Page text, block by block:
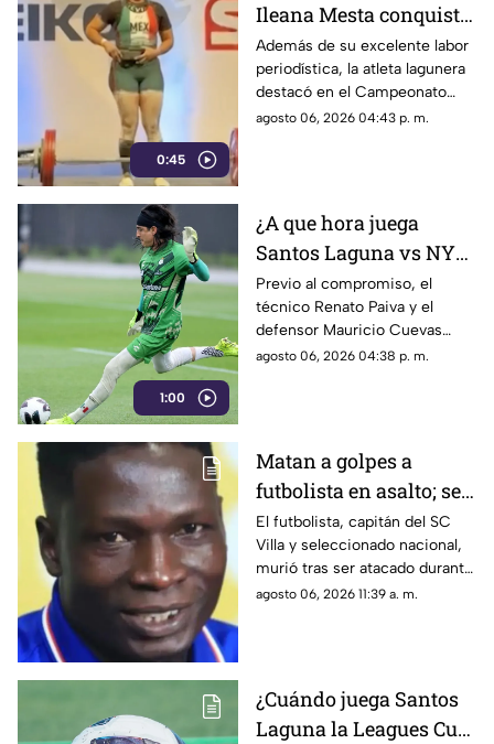
0:45
Ileana Mesta conquista
cuatro medallas de
Powerlifting en Canadá
Además de su excelente labor
periodística, la atleta lagunera
destacó en el Campeonato
Regional de Norteamérica al
agosto 06, 2026 04:43 p. m.
1:00
¿A que hora juega
Santos Laguna vs NYC
en la Leagues Cup
2026?
Previo al compromiso, el
técnico Renato Paiva y el
defensor Mauricio Cuevas
compartieron sus sensaciones
agosto 06, 2026 04:38 p. m.
Matan a golpes a
futbolista en asalto; se
resistió a entregar su
celular
El futbolista, capitán del SC
Villa y seleccionado nacional,
murió tras ser atacado durante
un presunto asalto.
agosto 06, 2026 11:39 a. m.
¿Cuándo juega Santos
Laguna la Leagues Cup